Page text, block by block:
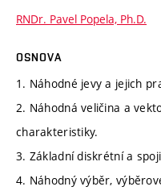
RNDr. Pavel Popela, Ph.D.
OSNOVA
1. Náhodné jevy a jejich
2. Náhodná veličina a
charakteristiky.
3. Základní diskrétní a
4. Náhodný výběr,